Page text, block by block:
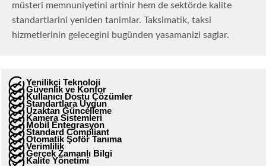
müsteri memnuniyetini artinir hem de sektörde kalite
standartlarini yeniden tanimlar. Taksimatik, taksi
hizmetlerinin gelecegini bugünden yasamanizi saglar.
Yenilikçi Teknoloji
Güvenlik ve Konfor
Kullanıcı Dostu Çözümler
Standartlara Uygun
Uzaktan Güncelleme
Kamera Sistemleri
Mobil Entegrasyon
Standard Compliant
Otomatik Şoför Tanıma
Verimlilik
Gerçek Zamanlı Bilgi
Kalite Yönetimi